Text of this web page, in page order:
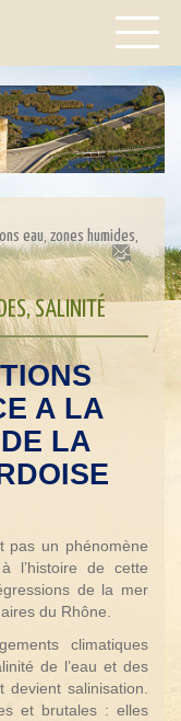
eau, zones humides,
SALINITÉ
A LA
LA
pas un phénomène
l’histoire de cette
de la mer
du Rhône.
climatiques
de l’eau et des
salinisation.
et brutales : elles